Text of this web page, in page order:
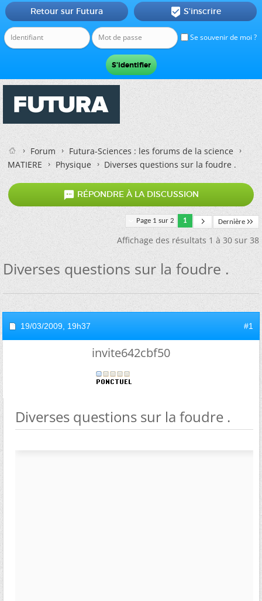
Se souvenir de moi ?
Retour sur Futura  S'inscrire
Forum
Futura-Sciences : les forums de la science
MATIERE
Physique Diverses questions sur la foudre .
 RÉPONDRE À LA DISCUSSION
Page 1 sur 2 1 Dernière
Affichage des résultats 1 à 30 sur 38
Diverses questions sur la foudre .
19/03/2009, 19h37 #1
invite642cbf50
Diverses questions sur la foudre .